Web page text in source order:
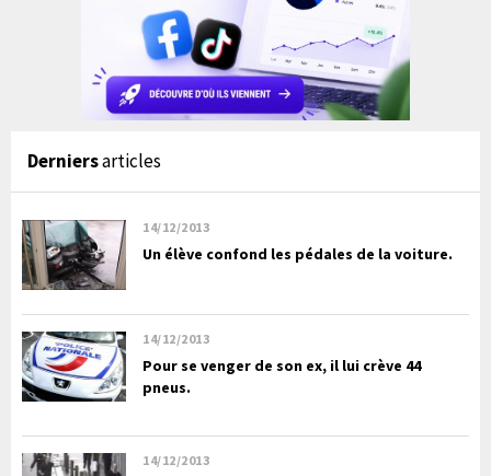
Derniersarticles
14/12/2013
Un élève confond les pédales de la voiture.
14/12/2013
Pour se venger de son ex, il lui crève 44
pneus.
14/12/2013